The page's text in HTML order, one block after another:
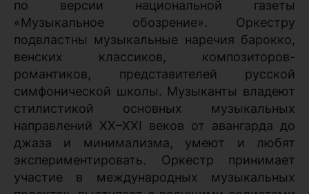
по версии национальной газеты
«Музыкальное обозрение». Оркестру
подвластны музыкальные наречия барокко,
венских классиков, композиторов-
романтиков, представителей русской
симфонической школы. Музыканты владеют
стилистикой основных музыкальных
направлений XX–XXI веков от авангарда до
джаза и минимализма, умеют и любят
экспериментировать. Оркестр принимает
участие в международных музыкальных